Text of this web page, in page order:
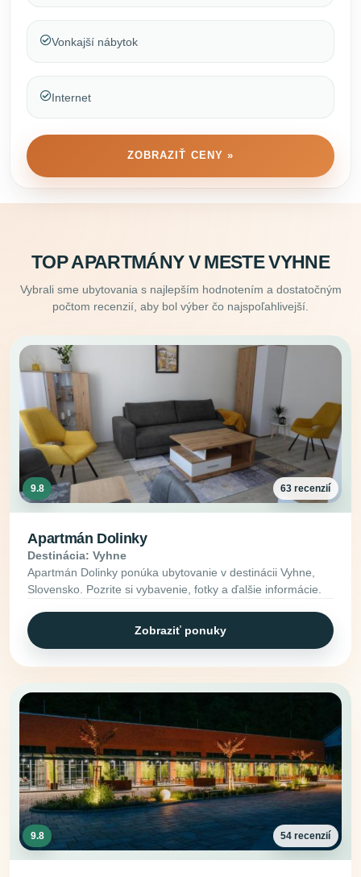
Vonkajší nábytok
Internet
ZOBRAZIŤ CENY »
TOP APARTMÁNY V MESTE VYHNE
Vybrali sme ubytovania s najlepším hodnotením a dostatočným
počtom recenzií, aby bol výber čo najspoľahlivejší.
9.8 63 recenzií
Apartmán Dolinky
Destinácia: Vyhne
Apartmán Dolinky ponúka ubytovanie v destinácii Vyhne,
Slovensko. Pozrite si vybavenie, fotky a ďalšie informácie.
Zobraziť ponuky
9.8 54 recenzií